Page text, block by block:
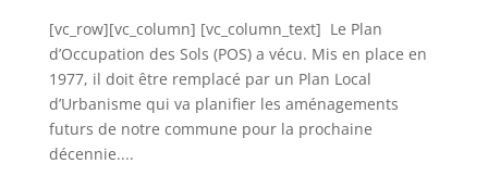
[vc_row][vc_column] [vc_column_text] Le Plan
d’Occupation des Sols (POS) a vécu. Mis en place en
1977, il doit être remplacé par un Plan Local
d’Urbanisme qui va planifier les aménagements
futurs de notre commune pour la prochaine
décennie....